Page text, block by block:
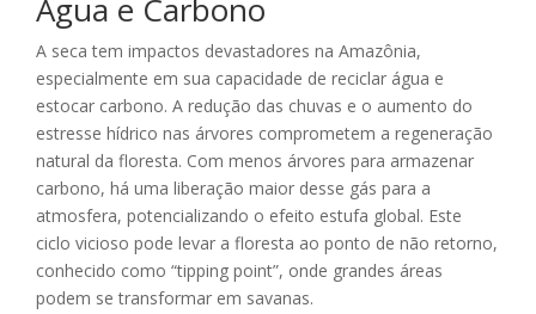
Água e Carbono
A seca tem impactos devastadores na Amazônia,
especialmente em sua capacidade de reciclar água e
estocar carbono. A redução das chuvas e o aumento do
estresse hídrico nas árvores comprometem a regeneração
natural da floresta. Com menos árvores para armazenar
carbono, há uma liberação maior desse gás para a
atmosfera, potencializando o efeito estufa global. Este
ciclo vicioso pode levar a floresta ao ponto de não retorno,
conhecido como “tipping point”, onde grandes áreas
podem se transformar em savanas.